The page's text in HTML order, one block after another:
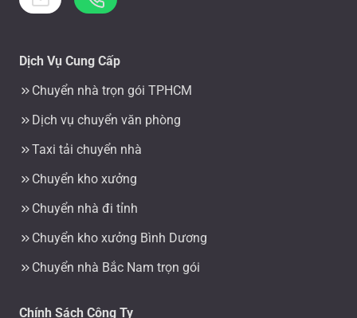
Dịch Vụ Cung Cấp
Chuyển nhà trọn gói TPHCM
Dịch vụ chuyển văn phòng
Taxi tải chuyển nhà
Chuyển kho xưởng
Chuyển nhà đi tỉnh
Chuyển kho xưởng Bình Dương
Chuyển nhà Bắc Nam trọn gói
Chính Sách Công Ty